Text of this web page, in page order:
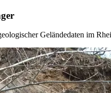
Geländedaten im